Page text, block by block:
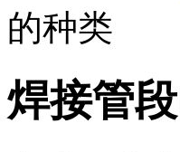
的种类
焊接管